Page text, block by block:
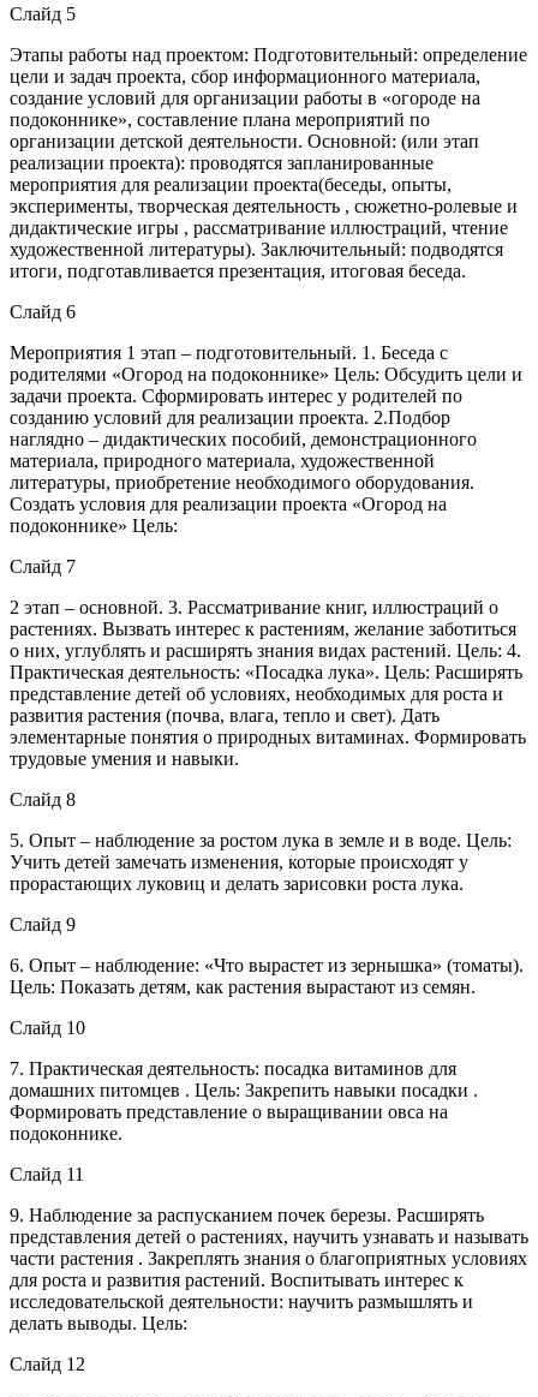
Слайд 5
Этапы работы над проектом: Подготовительный: определение
цели и задач проекта, сбор информационного материала,
создание условий для организации работы в «огороде на
подоконнике», составление плана мероприятий по
организации детской деятельности. Основной: (или этап
реализации проекта): проводятся запланированные
мероприятия для реализации проекта(беседы, опыты,
эксперименты, творческая деятельность , сюжетно-ролевые и
дидактические игры , рассматривание иллюстраций, чтение
художественной литературы). Заключительный: подводятся
итоги, подготавливается презентация, итоговая беседа.
Слайд 6
Мероприятия 1 этап – подготовительный. 1. Беседа с
родителями «Огород на подоконнике» Цель: Обсудить цели и
задачи проекта. Сформировать интерес у родителей по
созданию условий для реализации проекта. 2.Подбор
наглядно – дидактических пособий, демонстрационного
материала, природного материала, художественной
литературы, приобретение необходимого оборудования.
Создать условия для реализации проекта «Огород на
подоконнике» Цель:
Слайд 7
2 этап – основной. 3. Рассматривание книг, иллюстраций о
растениях. Вызвать интерес к растениям, желание заботиться
о них, углублять и расширять знания видах растений. Цель: 4.
Практическая деятельность: «Посадка лука». Цель: Расширять
представление детей об условиях, необходимых для роста и
развития растения (почва, влага, тепло и свет). Дать
элементарные понятия о природных витаминах. Формировать
трудовые умения и навыки.
Слайд 8
5. Опыт – наблюдение за ростом лука в земле и в воде. Цель:
Учить детей замечать изменения, которые происходят у
прорастающих луковиц и делать зарисовки роста лука.
Слайд 9
6. Опыт – наблюдение: «Что вырастет из зернышка» (томаты).
Цель: Показать детям, как растения вырастают из семян.
Слайд 10
7. Практическая деятельность: посадка витаминов для
домашних питомцев . Цель: Закрепить навыки посадки .
Формировать представление о выращивании овса на
подоконнике.
Слайд 11
9. Наблюдение за распусканием почек березы. Расширять
представления детей о растениях, научить узнавать и называть
части растения . Закреплять знания о благоприятных условиях
для роста и развития растений. Воспитывать интерес к
исследовательской деятельности: научить размышлять и
делать выводы. Цель:
Слайд 12